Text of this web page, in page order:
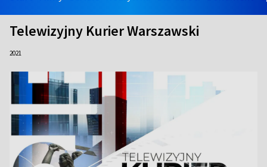
Telewizyjny Kurier Warszawski
2021